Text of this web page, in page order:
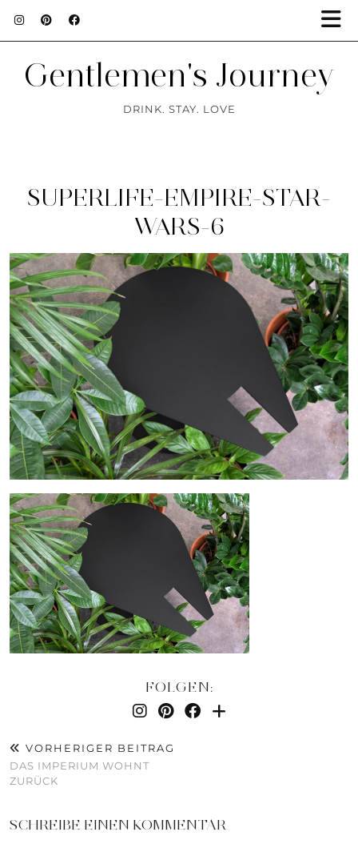
Gentlemen's Journey
DRINK. STAY. LOVE
SUPERLIFE-EMPIRE-STAR-
WARS-6
FOLGEN:
VORHERIGER BEITRAG
DAS IMPERIUM WOHNT
ZURÜCK
SCHREIBE EINEN KOMMENTAR